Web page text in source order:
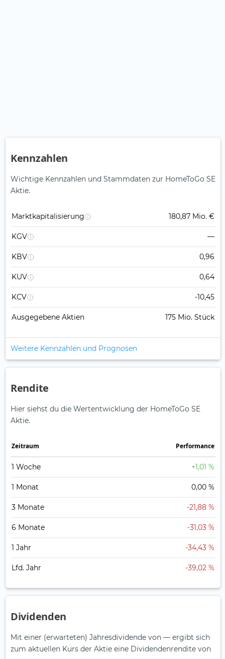
Kennzahlen
Wichtige Kennzahlen und Stammdaten zur HomeToGo SE
Aktie.
Marktkapitalisierung 180,87 Mio. €
KGV —
KBV 0,96
KUV 0,64
KCV -10,45
Ausgegebene Aktien 175 Mio. Stück
Weitere Kennzahlen und Prognosen
Rendite
Hier siehst du die Wertentwicklung der HomeToGo SE
Aktie.
Zeitraum Perfor­mance
1 Woche +1,01 %
1 Monat 0,00 %
3 Monate -21,88 %
6 Monate -31,03 %
1 Jahr -34,43 %
Lfd. Jahr -39,02 %
Dividenden
Mit einer (erwarteten) Jahresdividende von — ergibt sich
zum aktuellen Kurs der Aktie eine Dividendenrendite von